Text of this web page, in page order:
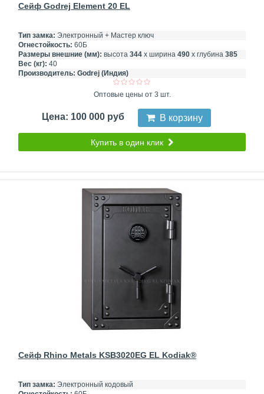
Сейф Godrej Element 20 EL
Тип замка: Электронный + Мастер ключ
Огнестойкость: 60Б
Размеры внешние (мм): высота 344 х ширина 490 х глубина 385
Вес (кг): 40
Производитель: Godrej (Индия)
Оптовые цены от 3 шт.
Цена: 100 000 руб В корзину
Купить в один клик
Сейф Rhino Metals KSB3020EG EL Kodiak®
Тип замка: Электронный кодовый